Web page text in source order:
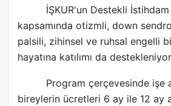
İŞKUR'un Destekli
kapsamında otizmli, down
palsili, zihinsel ve ruhsal engelli
hayatına katılımı da
Program çerçevesinde işe
bireylerin ücretleri 6 ay ile 12 ay